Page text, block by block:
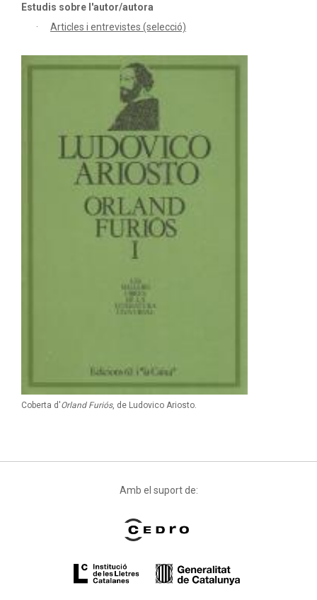
Coberta d'Orland Furiós, de Ludovico Ariosto.
Estudis sobre l'autor/autora
Articles i entrevistes (selecció)
Amb el suport de: